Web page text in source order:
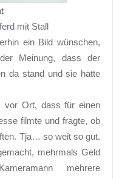
mit Stall
ein Bild wünschen,
Meinung, dass der
da stand und sie hätte
vor Ort, dass für einen
filmte und fragte, ob
Tja… so weit so gut.
mehrmals Geld
mehrere